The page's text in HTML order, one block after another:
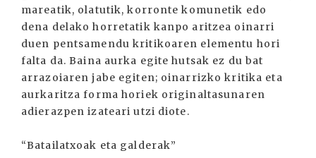
mareatik, olatutik, korronte komunetik edo
dena delako horretatik kanpo aritzea oinarri
duen pentsamendu kritikoaren elementu hori
falta da. Baina aurka egite hutsak ez du bat
arrazoiaren jabe egiten; oinarrizko kritika eta
aurkaritza forma horiek originaltasunaren
adierazpen izateari utzi diote.
“Batailatxoak eta galderak”